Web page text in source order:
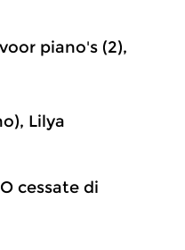
piano's (2),
Lilya
cessate di